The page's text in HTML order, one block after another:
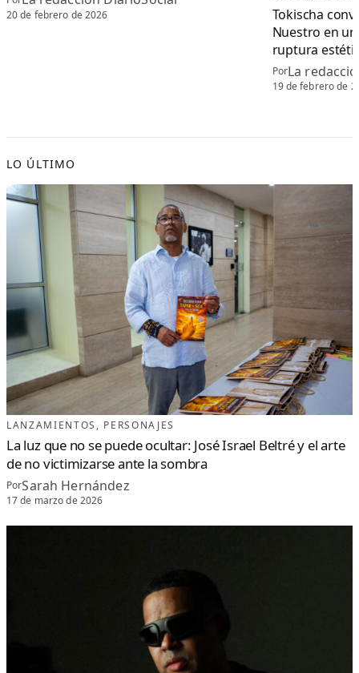
20 de febrero de 2026
Tokischa
Nuestro en
ruptura
PorLa
19 de febrero de
LO ÚLTIMO
LANZAMIENTOS , PERSONAJES
La luz que no se puede ocultar: José Israel Beltré y el arte
de no victimizarse ante la sombra
PorSarah Hernández
17 de marzo de 2026